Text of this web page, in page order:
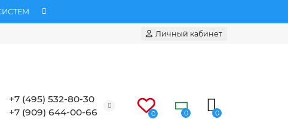
Личный кабинет
+7 (495) 532-80-30
+7 (909) 644-00-66
0 0 0